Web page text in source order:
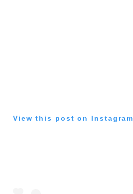
View this post on Instagram